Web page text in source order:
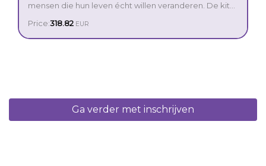
mensen die hun leven écht willen veranderen. De kit
etherische olie op een handige manier te ontdekken.
Price:318.82 EUR
Ga verder met inschrijven